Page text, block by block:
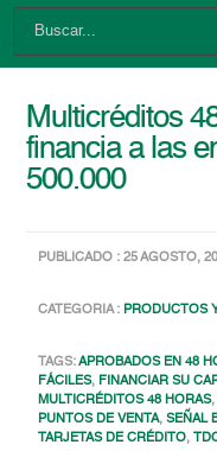
Multicréditos
financia a las
500.000
PUBLICADO : 25 AGOSTO,
CATEGORIA : PRODUCTOS
TAGS:APROBADOS EN 48
FÁCILES, FINANCIAR SU
MULTICRÉDITOS 48 HORAS,
PUNTOS DE VENTA,SEÑAL
TARJETAS DE CRÉDITO,